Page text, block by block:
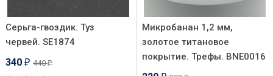
Серьга-гвоздик. Туз
червей. SE1874
340 ₽ 440₽
Микробанан 1,2 мм,
золотое титановое
покрытие. Трефы. BNE0016